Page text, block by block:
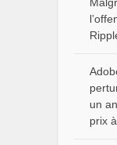
un
prix